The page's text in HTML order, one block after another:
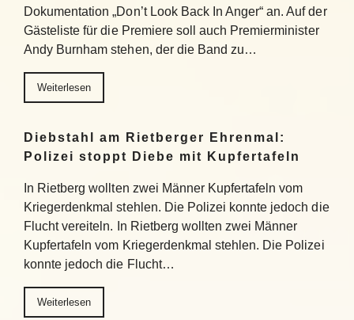
Dokumentation „Don’t Look Back In Anger“ an. Auf der
Gästeliste für die Premiere soll auch Premierminister
Andy Burnham stehen, der die Band zu…
Weiterlesen
Diebstahl am Rietberger Ehrenmal:
Polizei stoppt Diebe mit Kupfertafeln
In Rietberg wollten zwei Männer Kupfertafeln vom
Kriegerdenkmal stehlen. Die Polizei konnte jedoch die
Flucht vereiteln. In Rietberg wollten zwei Männer
Kupfertafeln vom Kriegerdenkmal stehlen. Die Polizei
konnte jedoch die Flucht…
Weiterlesen